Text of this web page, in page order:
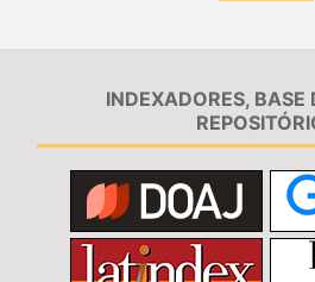
INDEXADORES, BASE